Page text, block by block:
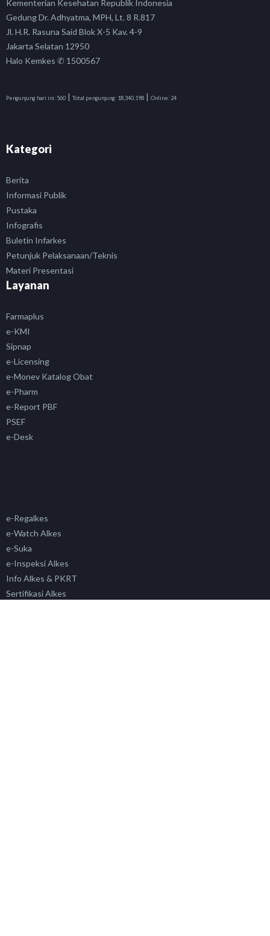
Kementerian Kesehatan Republik Indonesia
Gedung Dr. Adhyatma, MPH, Lt. 8 R.817
Jl. H.R. Rasuna Said Blok X-5 Kav. 4-9
Jakarta Selatan 12950
Halo Kemkes ✆ 1500567
Pengunjung hari ini: 560 | Total pengunjung: 18,340,198 | Online: 24
Kategori
Berita
Informasi Publik
Pustaka
Infografis
Buletin Infarkes
Petunjuk Pelaksanaan/Teknis
Materi Presentasi
Layanan
Farmaplus
e-KMI
Sipnap
e-Licensing
e-Monev Katalog Obat
e-Pharm
e-Report PBF
PSEF
e-Desk
e-Regalkes
e-Watch Alkes
e-Suka
e-Inspeksi Alkes
Info Alkes & PKRT
Sertifikasi Alkes